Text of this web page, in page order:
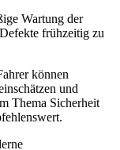
Wartung der
frühzeitig zu
können
und
Thema Sicherheit